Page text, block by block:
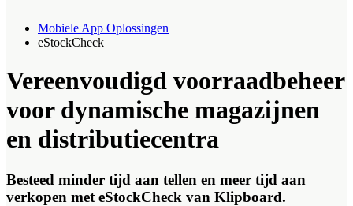
Mobiele App Oplossingen
eStockCheck
Vereenvoudigd voorraadbeheer
voor dynamische magazijnen
en distributiecentra
Besteed minder tijd aan tellen en meer tijd aan
verkopen met eStockCheck van Klipboard.